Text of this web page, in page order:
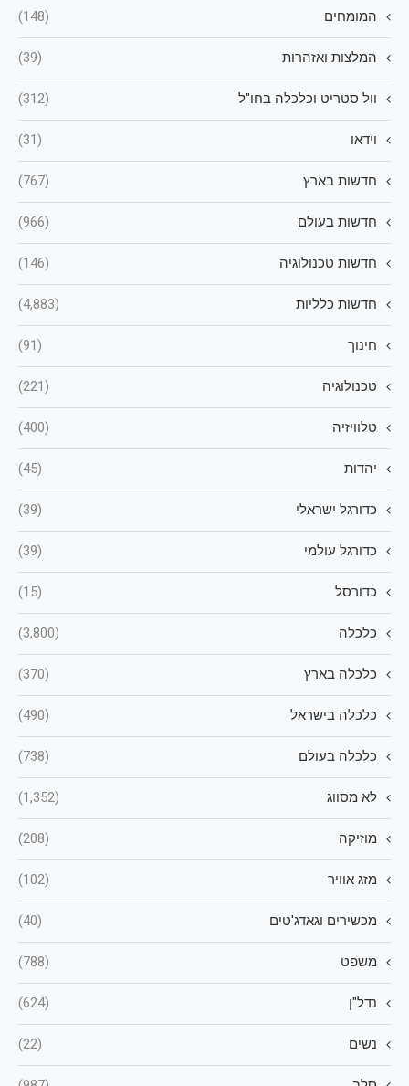
המומחים (148)
המלצות ואזהרות (39)
וול סטריט וכלכלה בחו"ל (312)
וידאו (31)
חדשות בארץ (767)
חדשות בעולם (966)
חדשות טכנולוגיה (146)
חדשות כלליות (4,883)
חינוך (91)
טכנולוגיה (221)
טלוויזיה (400)
יהדות (45)
כדורגל ישראלי (39)
כדורגל עולמי (39)
כדורסל (15)
כלכלה (3,800)
כלכלה בארץ (370)
כלכלה בישראל (490)
כלכלה בעולם (738)
לא מסווג (1,352)
מוזיקה (208)
מזג אוויר (102)
מכשירים וגאדג'טים (40)
משפט (788)
נדל"ן (624)
נשים (22)